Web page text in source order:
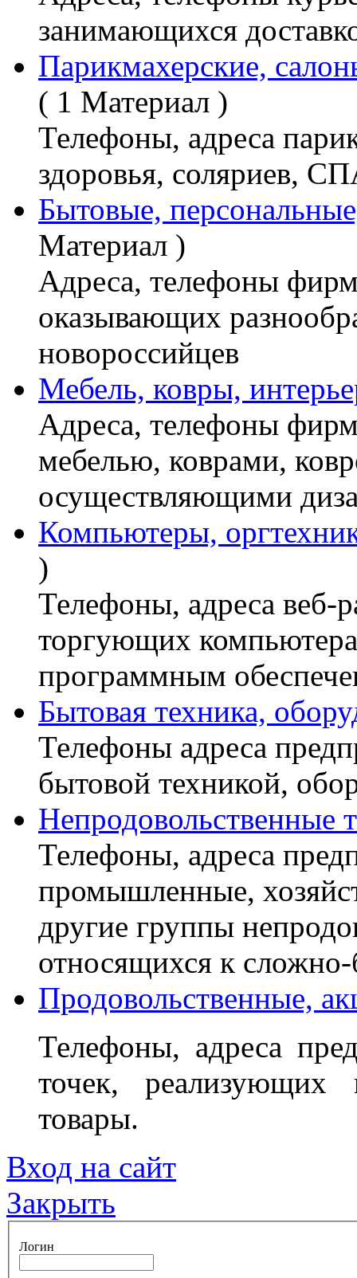
занимающихся
Парикмахерские,
( 1 Материал )
Телефоны, адреса
здоровья, соляриев,
Бытовые,
Материал )
Адреса, телефоны
оказывающих
новороссийцев
Мебель, ковры,
Адреса, телефоны
мебелью, коврами,
осуществляющими
Компьютеры,
)
Телефоны, адреса веб-
торгующих
программным
Бытовая техника,
Телефоны адреса
бытовой техникой,
Непродовольственные
Телефоны, адреса
промышленные,
другие группы
относящихся к
Продовольственные,
Телефоны, адреса
точек, реализующих
товары.
Вход на сайт
Закрыть
Логин